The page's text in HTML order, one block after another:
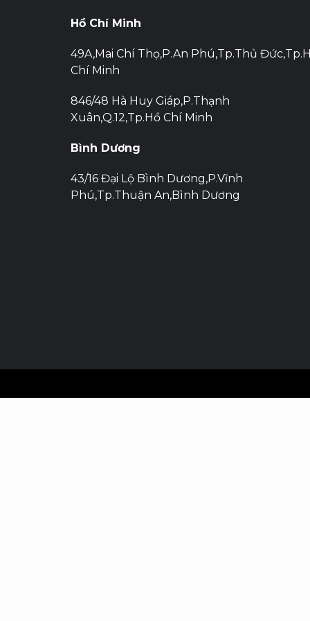
Hồ Chí Minh
49A,Mai Chí Thọ,P.An Phú,Tp.Thủ
Chí Minh
846/48 Hà Huy Giáp,P.Thạnh
Xuân,Q.12,Tp.Hồ Chí Minh
Bình Dương
43/16 Đại Lộ Bình Dương,P.Vĩnh
Phú,Tp.Thuận An,Bình Dương